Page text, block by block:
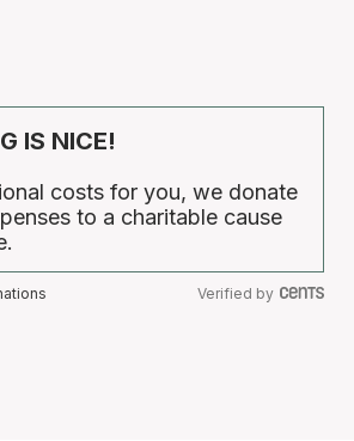
IS NICE!
costs for you, we donate
to a charitable cause
Verified by